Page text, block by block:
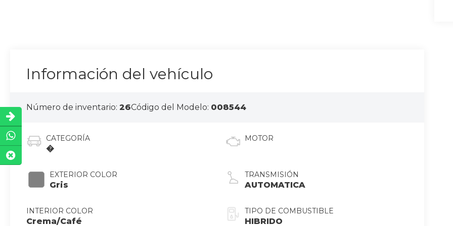
Información del vehículo
Número de inventario:26Código del Modelo: 008544
CATEGORÍA
�
EXTERIOR COLOR
Gris
INTERIOR COLOR
Crema/Café
MOTOR
TRANSMISIÓN
AUTOMATICA
TIPO DE COMBUSTIBLE
HIBRIDO